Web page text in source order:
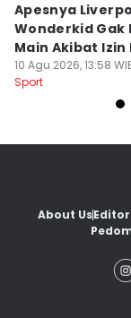
Apesnya
Wonderkid Gak
Main Akibat Izin
10 Agu 2026, 13:58
Sport
About Us